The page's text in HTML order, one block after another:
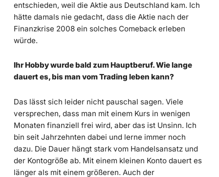
entschieden, weil die Aktie aus Deutschland kam. Ich
hätte damals nie gedacht, dass die Aktie nach der
Finanzkrise 2008 ein solches Comeback erleben
würde.
Ihr Hobby wurde bald zum Hauptberuf. Wie lange
dauert es, bis man vom Trading leben kann?
Das lässt sich leider nicht pauschal sagen. Viele
versprechen, dass man mit einem Kurs in wenigen
Monaten finanziell frei wird, aber das ist Unsinn. Ich
bin seit Jahrzehnten dabei und lerne immer noch
dazu. Die Dauer hängt stark vom Handelsansatz und
der Kontogröße ab. Mit einem kleinen Konto dauert es
länger als mit einem größeren. Auch der